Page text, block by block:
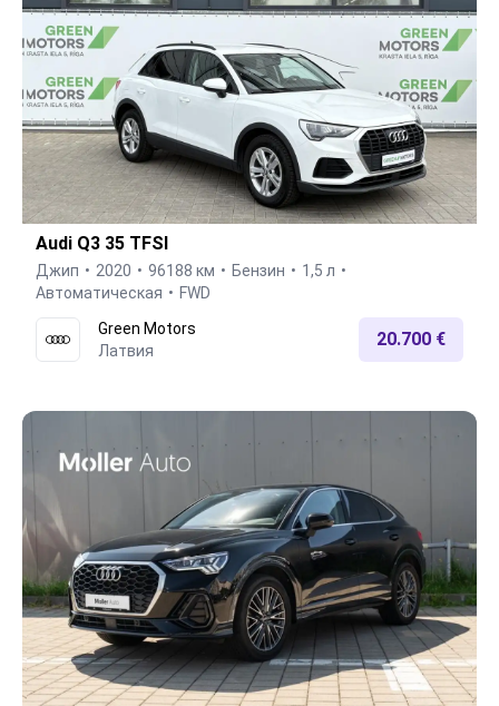
Audi Q3 35 TFSI
Джип 2020 96188 км Бензин
1,5 л
Автоматическая
FWD
Green Motors
Латвия
20.700 €